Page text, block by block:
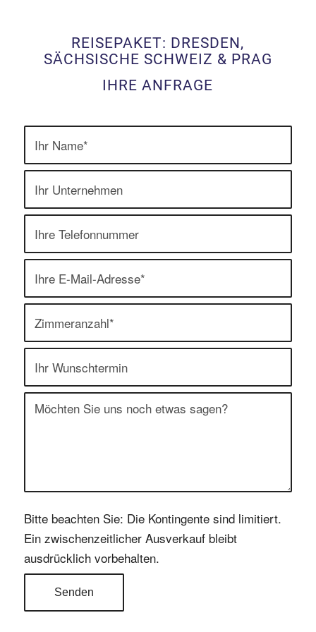
REISEPAKET: DRESDEN,
SÄCHSISCHE SCHWEIZ & PRAG
IHRE ANFRAGE
Bitte beachten Sie: Die Kontingente sind limitiert.
Ein zwischenzeitlicher Ausverkauf bleibt
ausdrücklich vorbehalten.